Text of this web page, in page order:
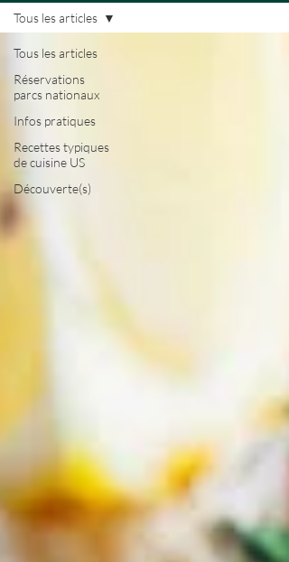
Tous les articles
Réservations
parcs nationaux
Infos pratiques
Recettes typiques
de cuisine US
Découverte(s)
Tous les articles